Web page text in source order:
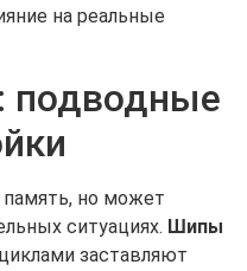
на реальные
подводные
но может
ситуациях. Шипы
заставляют